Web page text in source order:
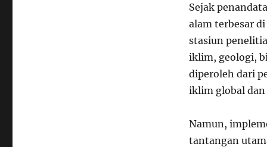
Sejak
alam terbesar
stasiun
iklim, geologi,
diperoleh dari
iklim global dan
Namun,
tantangan